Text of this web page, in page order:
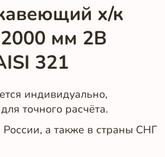
х/к
мм 2B
321
индивидуально,
точного расчёта.
России, а также в страны СНГ